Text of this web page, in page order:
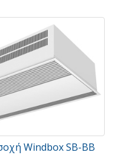
Windbox SB-BB